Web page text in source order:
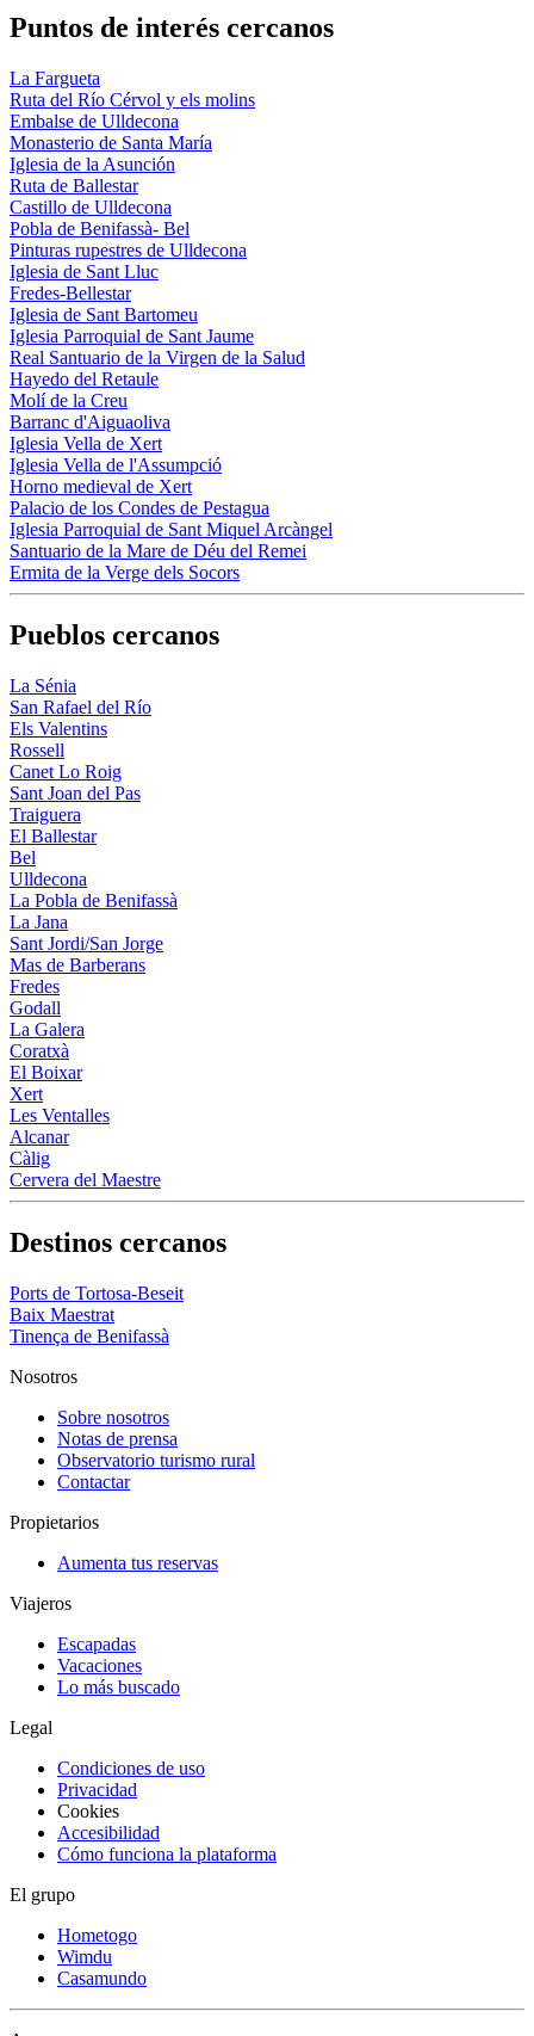
Puntos de interés cercanos
La Fargueta
Ruta del Río Cérvol y els molins
Embalse de Ulldecona
Monasterio de Santa María
Iglesia de la Asunción
Ruta de Ballestar
Castillo de Ulldecona
Pobla de Benifassà- Bel
Pinturas rupestres de Ulldecona
Iglesia de Sant Lluc
Fredes-Bellestar
Iglesia de Sant Bartomeu
Iglesia Parroquial de Sant Jaume
Real Santuario de la Virgen de la Salud
Hayedo del Retaule
Molí de la Creu
Barranc d'Aiguaoliva
Iglesia Vella de Xert
Iglesia Vella de l'Assumpció
Horno medieval de Xert
Palacio de los Condes de Pestagua
Iglesia Parroquial de Sant Miquel Arcàngel
Santuario de la Mare de Déu del Remei
Ermita de la Verge dels Socors
Pueblos cercanos
La Sénia
San Rafael del Río
Els Valentins
Rossell
Canet Lo Roig
Sant Joan del Pas
Traiguera
El Ballestar
Bel
Ulldecona
La Pobla de Benifassà
La Jana
Sant Jordi/San Jorge
Mas de Barberans
Fredes
Godall
La Galera
Coratxà
El Boixar
Xert
Les Ventalles
Alcanar
Càlig
Cervera del Maestre
Destinos cercanos
Ports de Tortosa-Beseit
Baix Maestrat
Tinença de Benifassà
Nosotros
Sobre nosotros
Notas de prensa
Observatorio turismo rural
Contactar
Propietarios
Aumenta tus reservas
Viajeros
Escapadas
Vacaciones
Lo más buscado
Legal
Condiciones de uso
Privacidad
Cookies
Accesibilidad
Cómo funciona la plataforma
El grupo
Hometogo
Wimdu
Casamundo